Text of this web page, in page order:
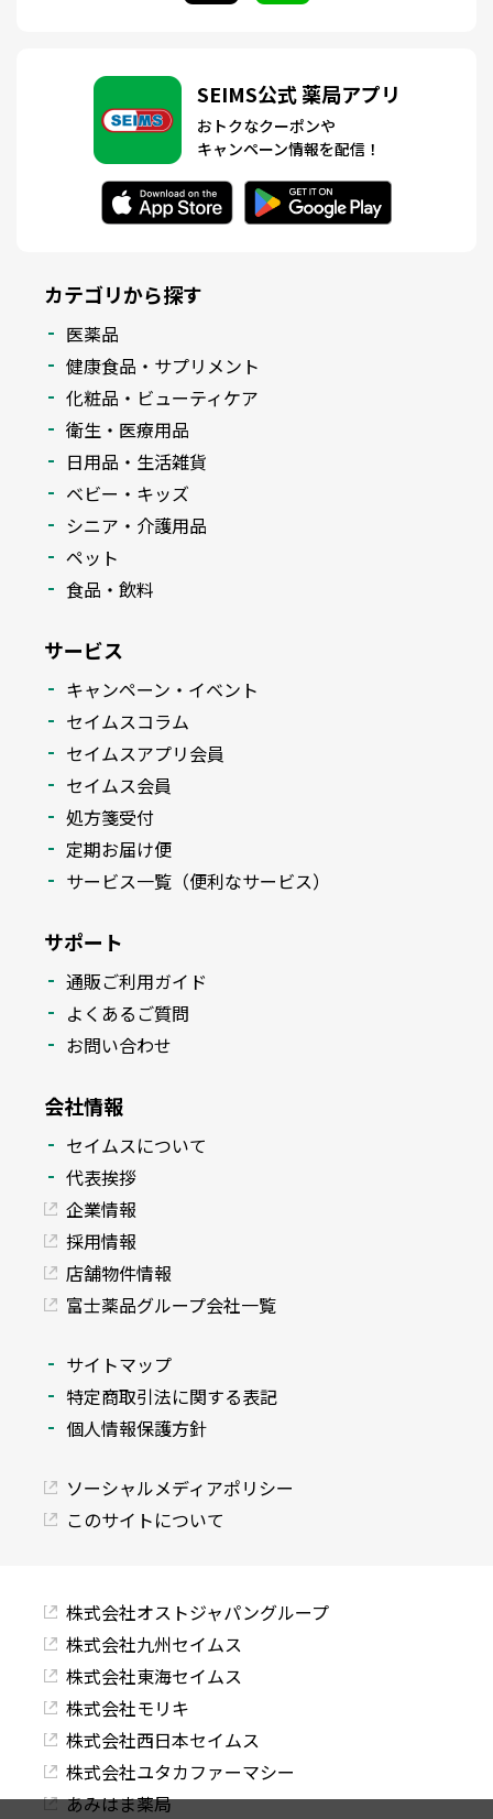
SEIMS公式 薬局アプリ
おトクなクーポンや
キャンペーン情報を配信！
カテゴリから探す
医薬品
健康食品・サプリメント
化粧品・ビューティケア
衛生・医療用品
日用品・生活雑貨
ベビー・キッズ
シニア・介護用品
ペット
食品・飲料
サービス
キャンペーン・イベント
セイムスコラム
セイムスアプリ会員
セイムス会員
処方箋受付
定期お届け便
サービス一覧（便利なサービス）
サポート
通販ご利用ガイド
よくあるご質問
お問い合わせ
会社情報
セイムスについて
代表挨拶
企業情報
採用情報
店舗物件情報
富士薬品グループ会社一覧
サイトマップ
特定商取引法に関する表記
個人情報保護方針
ソーシャルメディアポリシー
このサイトについて
株式会社オストジャパングループ
株式会社九州セイムス
株式会社東海セイムス
株式会社モリキ
株式会社西日本セイムス
株式会社ユタカファーマシー
あみはま薬局